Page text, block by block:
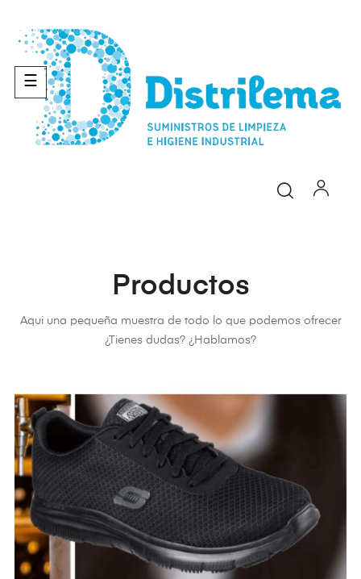
Navegación
de
palanca
☰
Productos
Aqui una pequeña muestra de todo lo que podemos ofrecer
¿Tienes dudas? ¿Hablamos?